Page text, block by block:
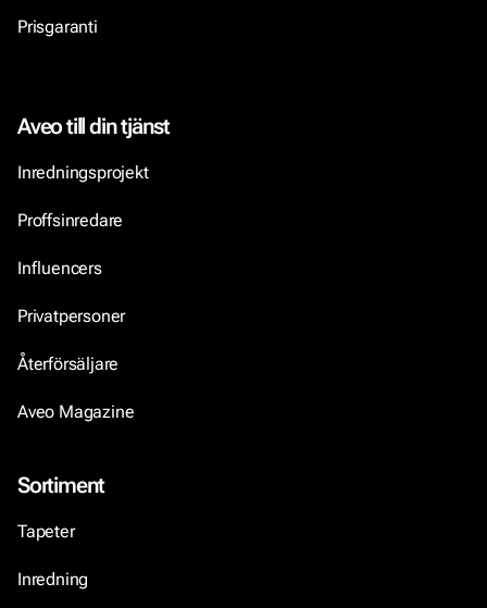
Prisgaranti
Aveo till din tjänst
Inredningsprojekt
Proffsinredare
Influencers
Privatpersoner
Återförsäljare
Aveo Magazine
Sortiment
Tapeter
Inredning